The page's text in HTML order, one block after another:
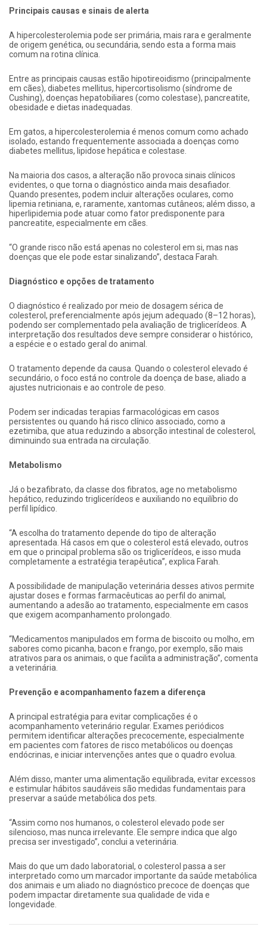
Principais causas e sinais de alerta
A hipercolesterolemia pode ser primária, mais rara e geralmente
de origem genética, ou secundária, sendo esta a forma mais
comum na rotina clínica.
Entre as principais causas estão hipotireoidismo (principalmente
em cães), diabetes mellitus, hipercortisolismo (síndrome de
Cushing), doenças hepatobiliares (como colestase), pancreatite,
obesidade e dietas inadequadas.
Em gatos, a hipercolesterolemia é menos comum como achado
isolado, estando frequentemente associada a doenças como
diabetes mellitus, lipidose hepática e colestase.
Na maioria dos casos, a alteração não provoca sinais clínicos
evidentes, o que torna o diagnóstico ainda mais desafiador.
Quando presentes, podem incluir alterações oculares, como
lipemia retiniana, e, raramente, xantomas cutâneos; além disso, a
hiperlipidemia pode atuar como fator predisponente para
pancreatite, especialmente em cães.
“O grande risco não está apenas no colesterol em si, mas nas
doenças que ele pode estar sinalizando”, destaca Farah.
Diagnóstico e opções de tratamento
O diagnóstico é realizado por meio de dosagem sérica de
colesterol, preferencialmente após jejum adequado (8–12 horas),
podendo ser complementado pela avaliação de triglicerídeos. A
interpretação dos resultados deve sempre considerar o histórico,
a espécie e o estado geral do animal.
O tratamento depende da causa. Quando o colesterol elevado é
secundário, o foco está no controle da doença de base, aliado a
ajustes nutricionais e ao controle de peso.
Podem ser indicadas terapias farmacológicas em casos
persistentes ou quando há risco clínico associado, como a
ezetimiba, que atua reduzindo a absorção intestinal de colesterol,
diminuindo sua entrada na circulação.
Metabolismo
Já o bezafibrato, da classe dos fibratos, age no metabolismo
hepático, reduzindo triglicerídeos e auxiliando no equilíbrio do
perfil lipídico.
“A escolha do tratamento depende do tipo de alteração
apresentada. Há casos em que o colesterol está elevado, outros
em que o principal problema são os triglicerídeos, e isso muda
completamente a estratégia terapêutica”, explica Farah.
A possibilidade de manipulação veterinária desses ativos permite
ajustar doses e formas farmacêuticas ao perfil do animal,
aumentando a adesão ao tratamento, especialmente em casos
que exigem acompanhamento prolongado.
“Medicamentos manipulados em forma de biscoito ou molho, em
sabores como picanha, bacon e frango, por exemplo, são mais
atrativos para os animais, o que facilita a administração”, comenta
a veterinária.
Prevenção e acompanhamento fazem a diferença
A principal estratégia para evitar complicações é o
acompanhamento veterinário regular. Exames periódicos
permitem identificar alterações precocemente, especialmente
em pacientes com fatores de risco metabólicos ou doenças
endócrinas, e iniciar intervenções antes que o quadro evolua.
Além disso, manter uma alimentação equilibrada, evitar excessos
e estimular hábitos saudáveis são medidas fundamentais para
preservar a saúde metabólica dos pets.
“Assim como nos humanos, o colesterol elevado pode ser
silencioso, mas nunca irrelevante. Ele sempre indica que algo
precisa ser investigado”, conclui a veterinária.
Mais do que um dado laboratorial, o colesterol passa a ser
interpretado como um marcador importante da saúde metabólica
dos animais e um aliado no diagnóstico precoce de doenças que
podem impactar diretamente sua qualidade de vida e
longevidade.